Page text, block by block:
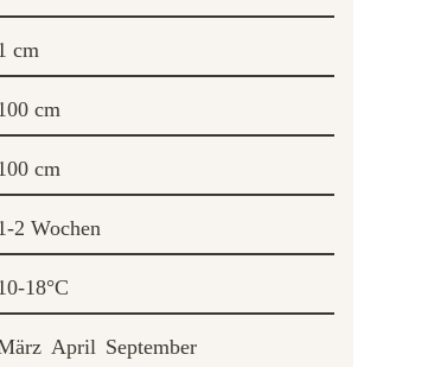
cm
cm
cm
2 Wochen
18°C
April September